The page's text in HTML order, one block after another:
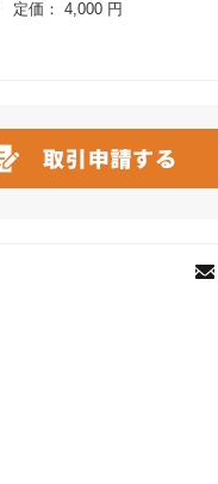
定価： 4,000 円